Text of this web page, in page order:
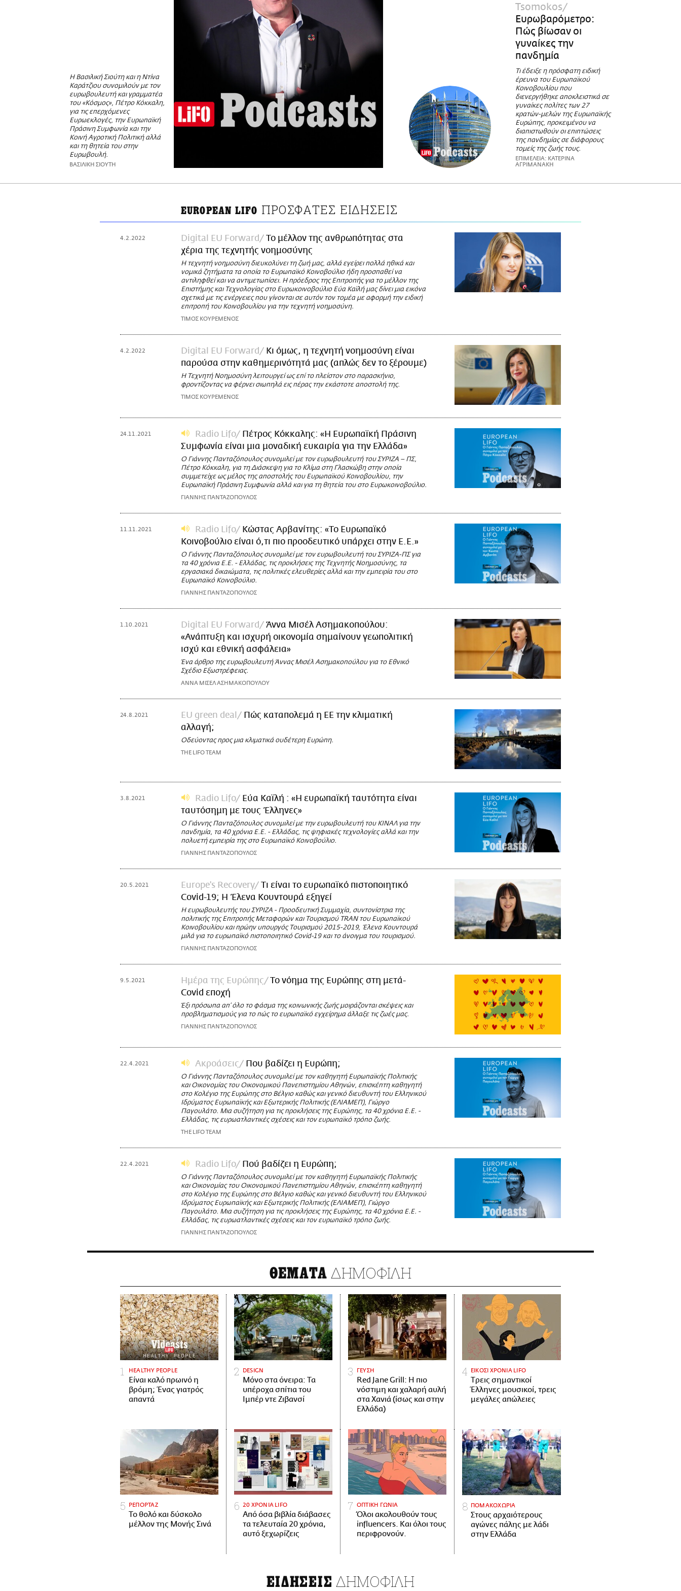
Η Βασιλική Σιούτη και η Ντίνα
Καράτζιου συνομιλούν με τον
ευρωβουλευτή και γραμματέα
του «Κόσμος», Πέτρο Κόκκαλη,
για τις επερχόμενες
Ευρωεκλογές, την Ευρωπαϊκή
Πράσινη Συμφωνία και την
Κοινή Αγροτική Πολιτική αλλά
και τη θητεία του στην
Ευρωβουλή.
ΒΑΣΙΛΙΚΗ ΣΙΟΥΤΗ
Tsomokos
Ευρωβαρόμετρο:
Πώς βίωσαν οι
γυναίκες την
πανδημία
Τι έδειξε η πρόσφατη ειδική
έρευνα του Ευρωπαϊκού
Κοινοβουλίου που
διενεργήθηκε αποκλειστικά σε
γυναίκες πολίτες των 27
κρατών-μελών της Ευρωπαϊκής
Ευρώπης, προκειμένου να
διαπιστωθούν οι επιπτώσεις
της πανδημίας σε διάφορους
τομείς της ζωής τους.
ΕΠΙΜΕΛΕΙΑ: ΚΑΤΕΡΙΝΑ
ΑΓΡΙΜΑΝΑΚΗ
EUROPEAN LIFO ΠΡΟΣΦΑΤΕΣ ΕΙΔΗΣΕΙΣ
4.2.2022 Digital EU Forward
Το μέλλον της ανθρωπότητας στα
χέρια της τεχνητής νοημοσύνης
Η τεχνητή νοημοσύνη διευκολύνει τη ζωή μας, αλλά εγείρει πολλά ηθικά και
νομικά ζητήματα τα οποία το Ευρωπαϊκό Κοινοβούλιο ήδη προσπαθεί να
αντιληφθεί και να αντιμετωπίσει. H πρόεδρος της Επιτροπής για το μέλλον της
Επιστήμης και Τεχνολογίας στο Ευρωκοινοβούλιο Εύα Καϊλή μας δίνει μια εικόνα
σχετικά με τις ενέργειες που γίνονται σε αυτόν τον τομέα με αφορμή την ειδική
επιτροπή του Κοινοβουλίου για την τεχνητή νοημοσύνη.
ΤΙΜΟΣ ΚΟΥΡΕΜΕΝΟΣ
4.2.2022 Digital EU Forward
Κι όμως, η τεχνητή νοημοσύνη είναι
παρούσα στην καθημερινότητά μας (απλώς δεν το ξέρουμε)
Η Τεχνητή Νοημοσύνη λειτουργεί ως επί το πλείστον στο παρασκήνιο,
φροντίζοντας να φέρνει σιωπηλά εις πέρας την εκάστοτε αποστολή της.
ΤΙΜΟΣ ΚΟΥΡΕΜΕΝΟΣ
24.11.2021 Radio Lifo
Πέτρος Κόκκαλης: «Η Ευρωπαϊκή Πράσινη
Συμφωνία είναι μια μοναδική ευκαιρία για την Ελλάδα»
Ο Γιάννης Πανταζόπουλος συνομιλεί με τον ευρωβουλευτή του ΣΥΡΙΖΑ – ΠΣ,
Πέτρο Κόκκαλη, για τη Διάσκεψη για το Κλίμα στη Γλασκώβη στην οποία
συμμετείχε ως μέλος της αποστολής του Ευρωπαϊκού Κοινοβουλίου, την
Ευρωπαϊκή Πράσινη Συμφωνία αλλά και για τη θητεία του στο Ευρωκοινοβούλιο.
ΓΙΑΝΝΗΣ ΠΑΝΤΑΖΟΠΟΥΛΟΣ
11.11.2021 Radio Lifo
Κώστας Αρβανίτης: «Το Ευρωπαϊκό
Κοινοβούλιο είναι ό,τι πιο προοδευτικό υπάρχει στην Ε.Ε.»
Ο Γιάννης Πανταζόπουλος συνομιλεί με τον ευρωβουλευτή του ΣΥΡΙΖΑ-ΠΣ για
τα 40 χρόνια Ε.Ε. - Ελλάδας, τις προκλήσεις της Τεχνητής Νοημοσύνης, τα
εργασιακά δικαιώματα, τις πολιτικές ελευθερίες αλλά και την εμπειρία του στο
Ευρωπαϊκό Κοινοβούλιο.
ΓΙΑΝΝΗΣ ΠΑΝΤΑΖΟΠΟΥΛΟΣ
1.10.2021 Digital EU Forward
Άννα Μισέλ Ασημακοπούλου:
«Ανάπτυξη και ισχυρή οικονομία σημαίνουν γεωπολιτική
ισχύ και εθνική ασφάλεια»
Ένα άρθρο της ευρωβουλευτή Άννας Μισέλ Ασημακοπούλου για το Εθνικό
Σχέδιο Εξωστρέφειας.
ΑΝΝΑ ΜΙΣΕΛ ΑΣΗΜΑΚΟΠΟΥΛΟΥ
24.8.2021 EU green deal
Πώς καταπολεμά η ΕΕ την κλιματική
αλλαγή;
Οδεύοντας προς μια κλιματικά ουδέτερη Ευρώπη.
THE LIFO TEAM
3.8.2021 Radio Lifo
Εύα Καϊλή : «Η ευρωπαϊκή ταυτότητα είναι
ταυτόσημη με τους Έλληνες»
Ο Γιάννης Πανταζόπουλος συνομιλεί με την ευρωβουλευτή του ΚΙΝΑΛ για την
πανδημία, τα 40 χρόνια Ε.Ε. - Ελλάδας, τις ψηφιακές τεχνολογίες αλλά και την
πολυετή εμπειρία της στο Ευρωπαϊκό Κοινοβούλιο.
ΓΙΑΝΝΗΣ ΠΑΝΤΑΖΟΠΟΥΛΟΣ
20.5.2021 Europe's Recovery
Τι είναι το ευρωπαϊκό πιστοποιητικό
Covid-19; Η Έλενα Κουντουρά εξηγεί
Η ευρωβουλευτής του ΣΥΡΙΖΑ - Προοδευτική Συμμαχία, συντονίστρια της
πολιτικής της Επιτροπής Μεταφορών και Τουρισμού ΤRAN του Ευρωπαϊκού
Κοινοβουλίου και πρώην υπουργός Τουρισμού 2015-2019, Έλενα Κουντουρά
μιλά για το ευρωπαϊκό πιστοποιητικό Covid-19 και το άνοιγμα του τουρισμού.
ΓΙΑΝΝΗΣ ΠΑΝΤΑΖΟΠΟΥΛΟΣ
9.5.2021 Ημέρα της Ευρώπης
Το νόημα της Ευρώπης στη μετά-
Covid εποχή
Έξι πρόσωπα απ’ όλο το φάσμα της κοινωνικής ζωής μοιράζονται σκέψεις και
προβληματισμούς για το πώς το ευρωπαϊκό εγχείρημα άλλαξε τις ζωές μας.
ΓΙΑΝΝΗΣ ΠΑΝΤΑΖΟΠΟΥΛΟΣ
22.4.2021 Ακροάσεις Που βαδίζει η Ευρώπη;
Ο Γιάννης Πανταζόπουλος συνομιλεί με τον καθηγητή Ευρωπαϊκής Πολιτικής
και Οικονομίας του Οικονομικού Πανεπιστημίου Αθηνών, επισκέπτη καθηγητή
στο Κολέγιο της Ευρώπης στο Βέλγιο καθώς και γενικό διευθυντή του Ελληνικού
Ιδρύματος Ευρωπαϊκής και Εξωτερικής Πολιτικής (ΕΛΙΑΜΕΠ), Γιώργο
Παγουλάτο. Μια συζήτηση για τις προκλήσεις της Ευρώπης, τα 40 χρόνια Ε.Ε. -
Ελλάδας, τις ευρωατλαντικές σχέσεις και τον ευρωπαϊκό τρόπο ζωής.
THE LIFO TEAM
22.4.2021 Radio Lifo Πού βαδίζει η Ευρώπη;
Ο Γιάννης Πανταζόπουλος συνομιλεί με τον καθηγητή Ευρωπαϊκής Πολιτικής
και Οικονομίας του Οικονομικού Πανεπιστημίου Αθηνών, επισκέπτη καθηγητή
στο Κολέγιο της Ευρώπης στο Βέλγιο καθώς και γενικό διευθυντή του Ελληνικού
Ιδρύματος Ευρωπαϊκής και Εξωτερικής Πολιτικής (ΕΛΙΑΜΕΠ), Γιώργο
Παγουλάτο. Μια συζήτηση για τις προκλήσεις της Ευρώπης, τα 40 χρόνια Ε.Ε. -
Ελλάδας, τις ευρωατλαντικές σχέσεις και τον ευρωπαϊκό τρόπο ζωής.
ΓΙΑΝΝΗΣ ΠΑΝΤΑΖΟΠΟΥΛΟΣ
ΘΕΜΑΤΑ ΔΗΜΟΦΙΛΗ
HEALTHY PEOPLE
Είναι καλό πρωινό η
βρόμη; Ένας γιατρός
απαντά
DESIGN
Μόνο στα όνειρα: Τα
υπέροχα σπίτια του
Ιμπέρ ντε Ζιβανσί
ΓΕΥΣΗ
Red Jane Grill: Η πιο
νόστιμη και χαλαρή αυλή
στα Χανιά (ίσως και στην
Ελλάδα)
ΕΙΚΟΣΙ ΧΡΟΝΙΑ LIFO
Tρεις σημαντικοί
Έλληνες μουσικοί, τρεις
μεγάλες απώλειες
ΡΕΠΟΡΤΑΖ
Το θολό και δύσκολο
μέλλον της Μονής Σινά
20 ΧΡΟΝΙΑ LIFO
Από όσα βιβλία διάβασες
τα τελευταία 20 χρόνια,
αυτό ξεχωρίζεις
ΟΠΤΙΚΗ ΓΩΝΙΑ
Όλοι ακολουθούν τους
influencers. Και όλοι τους
περιφρονούν.
ΠΟΜΑΚΟΧΩΡΙΑ
Στους αρχαιότερους
αγώνες πάλης με λάδι
στην Ελλάδα
ΕΙΔΗΣΕΙΣ ΔΗΜΟΦΙΛΗ